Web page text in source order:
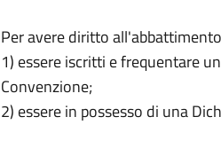
Per avere diritto
1) essere iscritti e frequentare
Convenzione;
2) essere in possesso di una